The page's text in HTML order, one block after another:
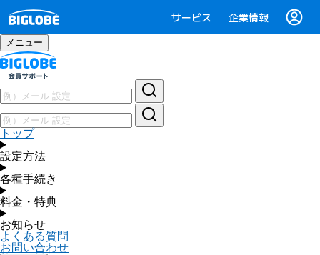
サービス 企業情報
メニュー
トップ
設定方法
各種手続き
料金・特典
お知らせ
よくある質問
お問い合わせ